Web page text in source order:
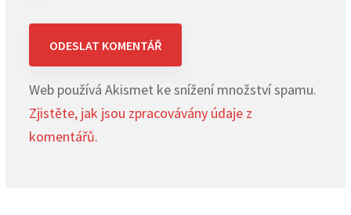
Web používá Akismet ke snížení množství spamu.
Zjistěte, jak jsou zpracovávány údaje z
komentářů.